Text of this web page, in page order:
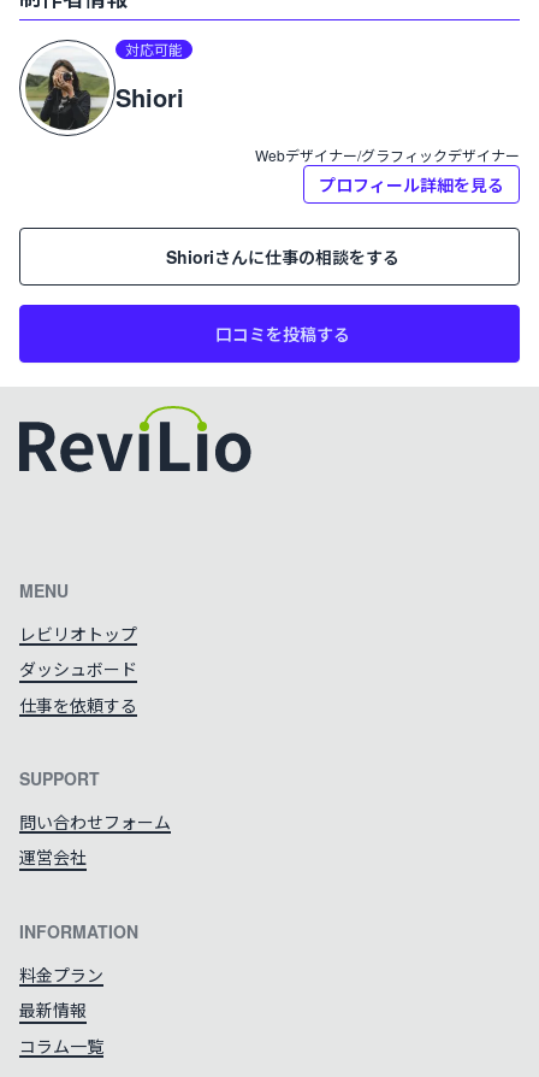
プロフィール:Shiori
対応可能
Shiori
Webデザイナー/グラフィックデザイナー
プロフィール詳細を見る
Shioriさんに仕事の相談をする
口コミを投稿する
MENU
レビリオトップ
ダッシュボード
仕事を依頼する
SUPPORT
問い合わせフォーム
運営会社
INFORMATION
料金プラン
最新情報
コラム一覧